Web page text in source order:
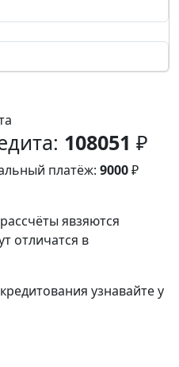
108051 ₽
платёж: 9000₽
явзяются
отличатся в
узнавайте у